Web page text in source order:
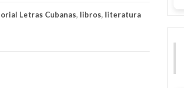
Letras Cubanas, libros, literatura